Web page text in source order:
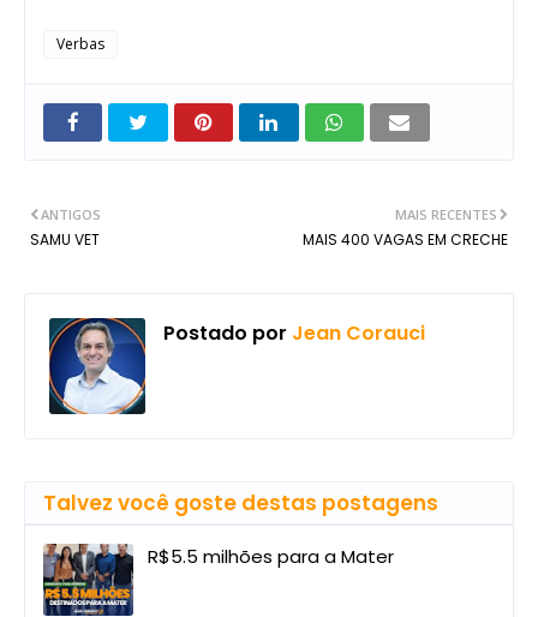
Verbas
MAIS RECENTES
MAIS 400 VAGAS EM CRECHE
ANTIGOS
SAMU VET
Postado por Jean Corauci
Talvez você goste destas postagens
R$5.5 milhões para a Mater